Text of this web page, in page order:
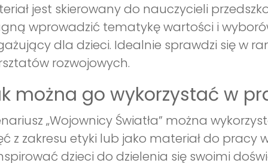
jest skierowany do nauczycieli
wprowadzić tematykę wartości i
dla dzieci. Idealnie sprawdzi się w
rozwojowych.
można go wykorzystać w
„Wojownicy Światła” można
z zakresu etyki lub jako materiał do pracy
dzieci do dzielenia się swoimi